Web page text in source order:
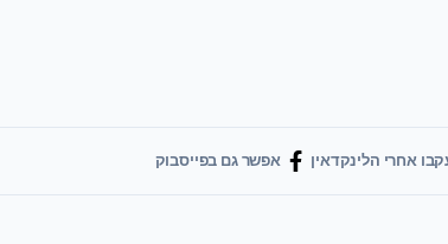
אחרי הלינקדאין אפשר גם בפייסבוק